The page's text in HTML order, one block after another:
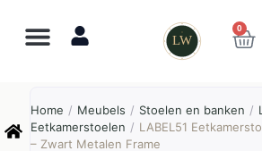
LW
0
Home / Meubels / Stoelen en banken /
Eetkamerstoelen / LABEL51
– Zwart Metalen Frame
Online